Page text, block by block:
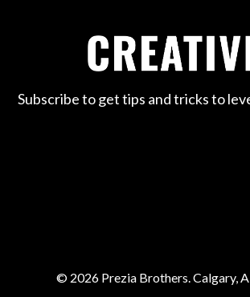
Subscribe to get tips and tricks to
© 2026 Prezia Brothers. Calgary,